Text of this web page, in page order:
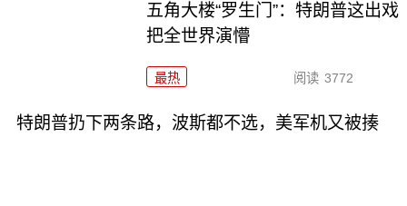
五角大楼“罗生门”：特朗普这出戏
把全世界演懵
最热 阅读 3772
特朗普扔下两条路，波斯都不选，美军机又被揍